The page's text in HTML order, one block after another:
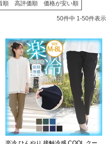
順 高評価順 価格が安い順
50件中 1-50件表示